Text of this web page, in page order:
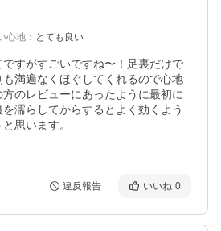
心地 ： とても良い
すがすごいですね〜！足裏だけで
満遍なくほぐしてくれるので心地
のレビューにあったように最初に
濡らしてからするとよく効くよう
思います。
違反報告 いいね 0